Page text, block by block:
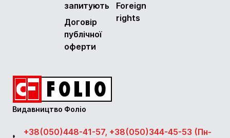
запитують
Договір
публічної
оферти
Foreign
rights
Видавництво Фоліо
+38(050)448-41-57, +38(050)344-45-53 (Пн-